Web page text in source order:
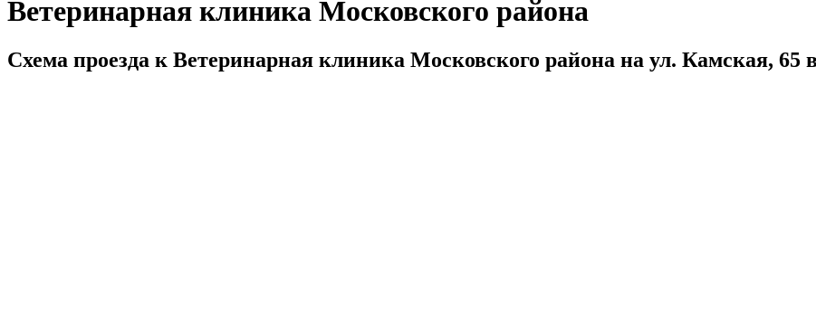
Ветеринарная клиника Московского района
Схема проезда к Ветеринарная клиника Московского района на ул. Камская, 65